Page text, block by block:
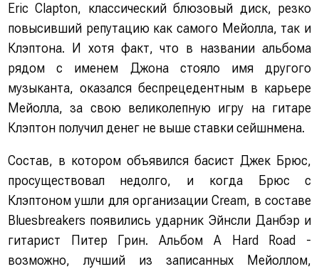
Eric Clapton, классический блюзовый диск, резко
повысивший репутацию как самого Мейолла, так и
Клэптона. И хотя факт, что в названии альбома
рядом с именем Джона стояло имя другого
музыканта, оказался беспрецедентным в карьере
Мейолла, за свою великолепную игру на гитаре
Клэптон получил денег не выше ставки сейшнмена.
Состав, в котором объявился басист Джек Брюс,
просуществовал недолго, и когда Брюс с
Клэптоном ушли для организации Сream, в составе
Bluesbreakers появились ударник Эйнсли Данбэр и
гитарист Питер Грин. Альбом A Hard Road -
возможно, лучший из записанных Мейоллом,